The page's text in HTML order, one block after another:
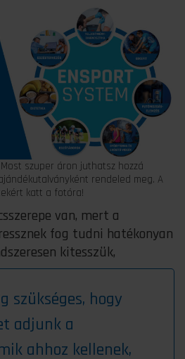
szuper áron juthatsz hozzá
rendeled meg. A
katt a fotóra!
van, mert a
fog tudni hatékonyan
kitesszük,
szükséges, hogy
adjunk a
ahhoz kellenek,